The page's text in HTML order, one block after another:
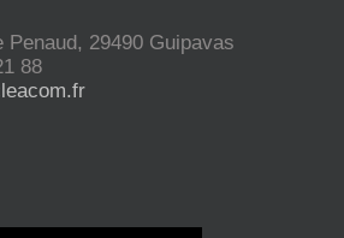
Penaud, 29490 Guipavas
88